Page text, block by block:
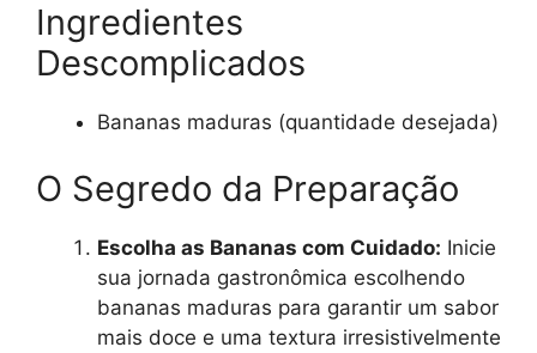
Ingredientes
Descomplicados
Bananas maduras (quantidade desejada)
O Segredo da Preparação
Escolha as Bananas com Cuidado: Inicie
sua jornada gastronômica escolhendo
bananas maduras para garantir um sabor
mais doce e uma textura irresistivelmente